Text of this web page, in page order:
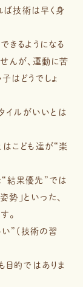
ば技術は早く身
きるようになる
んが、運動に苦
はどうでしょ
イルがいいとは
こども達が“楽
“結果優先”では
勢」といった、
。
”（技術の習
目的ではありま